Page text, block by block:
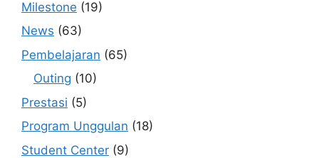
Milestone (19)
News (63)
Pembelajaran (65)
Outing (10)
Prestasi (5)
Program Unggulan (18)
Student Center (9)